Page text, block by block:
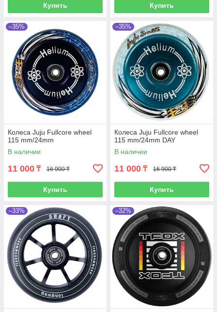
Купить Купить
–35%
Колеса Juju Fullcore wheel
115 mm/24mm
В наличии
11 000 ₸ 16 900 ₸
Купить
–35%
Колеса Juju Fullcore wheel
115 mm/24mm DAY
В наличии
11 000 ₸ 16 900 ₸
Купить
–33% –32%